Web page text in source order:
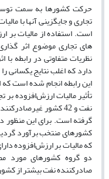
حرکت کشورها به سمت
تجاری و جایگزینی آنها با
است. استفاده از مالیات
های تجاری موضوع اثر
نظریات متفاوتی در رابطه
دارد که اغلب نتایج یکسانی
این رابطه انجام شده است که
گرفته است. برای این
کشورهای منتخب برآورد
که مالیات بر ارزش‌افزوده
دو گروه کشورهای مورد
صادرکننده نفت بیشتر از